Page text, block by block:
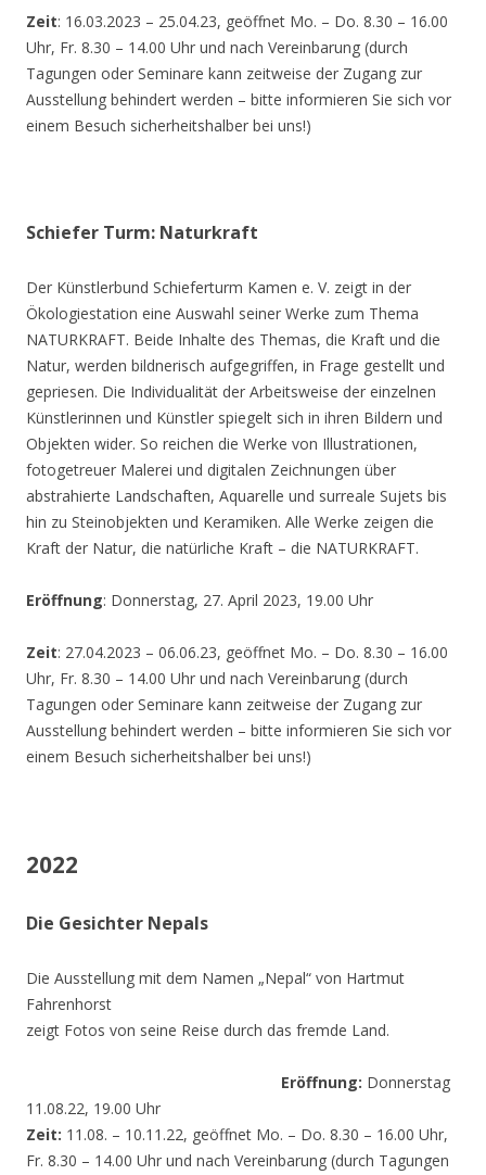
Zeit: 16.03.2023 – 25.04.23, geöffnet Mo. – Do. 8.30 – 16.00
Uhr, Fr. 8.30 – 14.00 Uhr und nach Vereinbarung (durch
Tagungen oder Seminare kann zeitweise der Zugang zur
Ausstellung behindert werden – bitte informieren Sie sich vor
einem Besuch sicherheitshalber bei uns!)
Schiefer Turm: Naturkraft
Der Künstlerbund Schieferturm Kamen e. V. zeigt in der
Ökologiestation eine Auswahl seiner Werke zum Thema
NATURKRAFT. Beide Inhalte des Themas, die Kraft und die
Natur, werden bildnerisch aufgegriffen, in Frage gestellt und
gepriesen. Die Individualität der Arbeitsweise der einzelnen
Künstlerinnen und Künstler spiegelt sich in ihren Bildern und
Objekten wider. So reichen die Werke von Illustrationen,
fotogetreuer Malerei und digitalen Zeichnungen über
abstrahierte Landschaften, Aquarelle und surreale Sujets bis
hin zu Steinobjekten und Keramiken. Alle Werke zeigen die
Kraft der Natur, die natürliche Kraft – die NATURKRAFT.
Eröffnung: Donnerstag, 27. April 2023, 19.00 Uhr
Zeit: 27.04.2023 – 06.06.23, geöffnet Mo. – Do. 8.30 – 16.00
Uhr, Fr. 8.30 – 14.00 Uhr und nach Vereinbarung (durch
Tagungen oder Seminare kann zeitweise der Zugang zur
Ausstellung behindert werden – bitte informieren Sie sich vor
einem Besuch sicherheitshalber bei uns!)
2022
Die Gesichter Nepals
Die Ausstellung mit dem Namen „Nepal“ von Hartmut
Fahrenhorst
zeigt Fotos von seine Reise durch das fremde Land.
Eröffnung: Donnerstag
11.08.22, 19.00 Uhr
Zeit: 11.08. – 10.11.22, geöffnet Mo. – Do. 8.30 – 16.00 Uhr,
Fr. 8.30 – 14.00 Uhr und nach Vereinbarung (durch Tagungen